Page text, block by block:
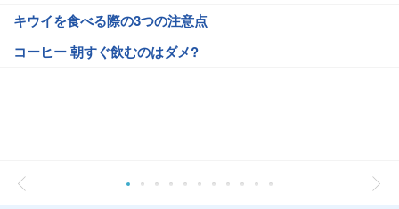
キウイを食べる際の3つの注意点
コーヒー 朝すぐ飲むのはダメ?